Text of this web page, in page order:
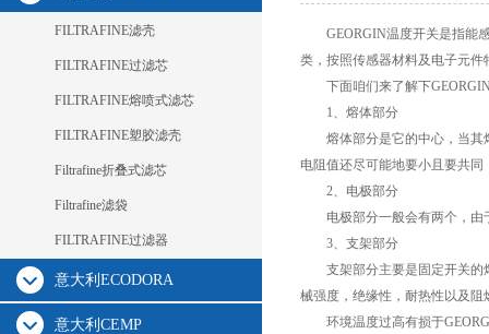
FILTRAFINE滤壳
FILTRAFINE过滤芯
FILTRAFINE熔喷式滤芯
FILTRAFINE塑胶滤壳
Filtrafine折叠式滤芯
Filtrafine滤袋
FILTRAFINE过滤器
意大利ECODORA
意大利CEMP
GEORGIN温度开关是指能
类，按照传感器材料及电子元
下面咱们来了解下
1、熔体部分
熔体部分是它的中心，当其熔
电阻值还尽可能地要小且要共
2、电极部分
电极部分一般会有两个，由于
3、支架部分
支架部分主要是固定开关的熔
械强度，绝缘性，耐热性以及
环境温度过高有损于